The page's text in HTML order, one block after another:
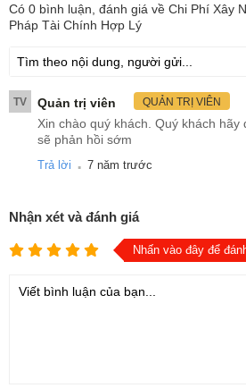
Có 0 bình luận, đánh giá về Chi Phí Xây
Pháp Tài Chính Hợp Lý
TV Quản trị viên QUẢN TRỊ VIÊN
Xin chào quý khách. Quý khách
sẽ phản hồi sớm
Trả lời . 7 năm trước
Nhận xét và đánh giá
Nhấn vào đây để